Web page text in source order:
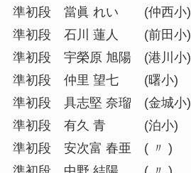
準初段 當眞 れい (仲西小)
準初段 石川 蓮人 (前田小)
準初段 宇榮原 旭陽 (港川小)
準初段 仲里 望七 (曙小)
準初段 具志堅 奈瑠 (金城小)
準初段 有久 青 (泊小)
準初段 安次富 春亜 ( 〃 )